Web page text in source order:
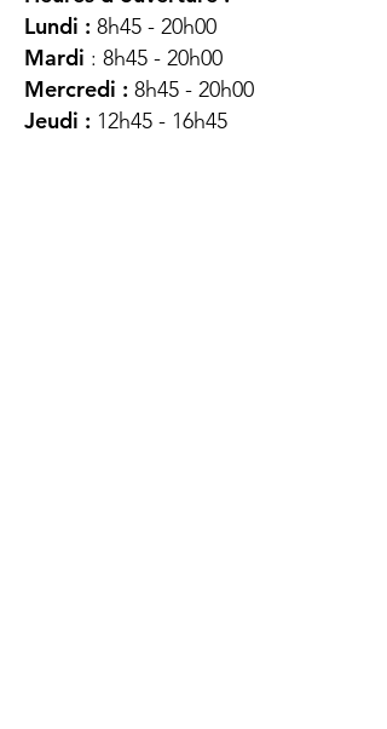
Lundi : 8h45 - 20h00
Mardi : 8h45 - 20h00
Mercredi : 8h45 - 20h00
Jeudi : 12h45 - 16h45